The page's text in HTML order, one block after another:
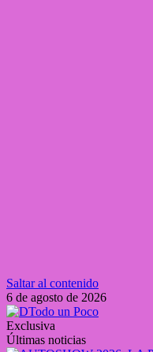
Saltar al contenido
6 de agosto de 2026
Exclusiva
Últimas noticias